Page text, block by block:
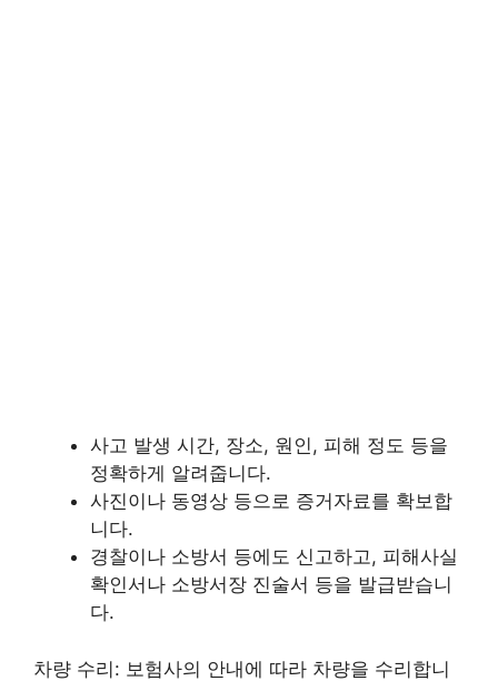
사고 발생 시간, 장소, 원인, 피해 정도 등을
정확하게 알려줍니다.
사진이나 동영상 등으로 증거자료를 확보합
니다.
경찰이나 소방서 등에도 신고하고, 피해사실
확인서나 소방서장 진술서 등을 발급받습니
다.
차량 수리: 보험사의 안내에 따라 차량을 수리합니